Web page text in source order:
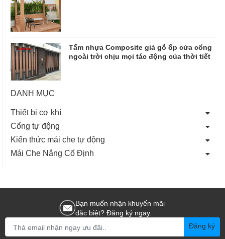
Tấm nhựa Composite giả gỗ ốp cửa cổng
ngoài trời chịu mọi tác động của thời tiết
DANH MỤC
Thiết bị cơ khí
Cổng tự động
Kiến thức mái che tự động
Mái Che Nắng Cố Định
Bạn muốn nhận khuyến mãi
đặc biệt? Đăng ký ngay.
Đăng ký